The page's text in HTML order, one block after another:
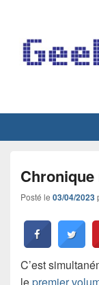
Chronique
Posté le 03/04/2023
C’est